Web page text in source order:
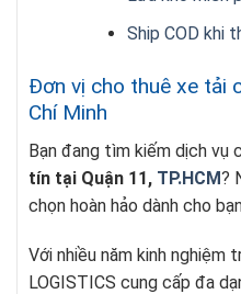
Ship COD khi
Đơn vị cho thuê xe tải
Chí Minh
Bạn đang tìm kiếm dịch vụ
tín tại Quận 11, TP.HCM?
chọn hoàn hảo dành cho
Với nhiều năm kinh nghiệm
LOGISTICS cung cấp đa